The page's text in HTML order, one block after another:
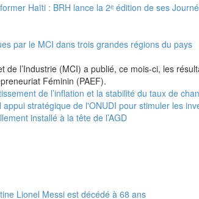
Haïti : BRH lance la 2ᵉ édition de ses
par le MCI dans trois grandes régions du pays
de l’Industrie (MCI) a publié, ce mois-ci, les
Féminin (PAEF).
de l’inflation et la stabilité du taux de
stratégique de l'ONUDI pour stimuler les
installé à la tête de l’AGD
Lionel Messi est décédé à 68 ans